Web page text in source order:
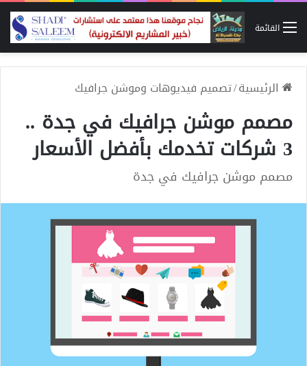
القائمة
الرئيسية/تصميم فيديوهات وموشن جرافيك
مصمم موشن جرافيك في جدة ..
3 شركات تخدمك بأفضل الأسعار
مصمم موشن جرافيك في جدة